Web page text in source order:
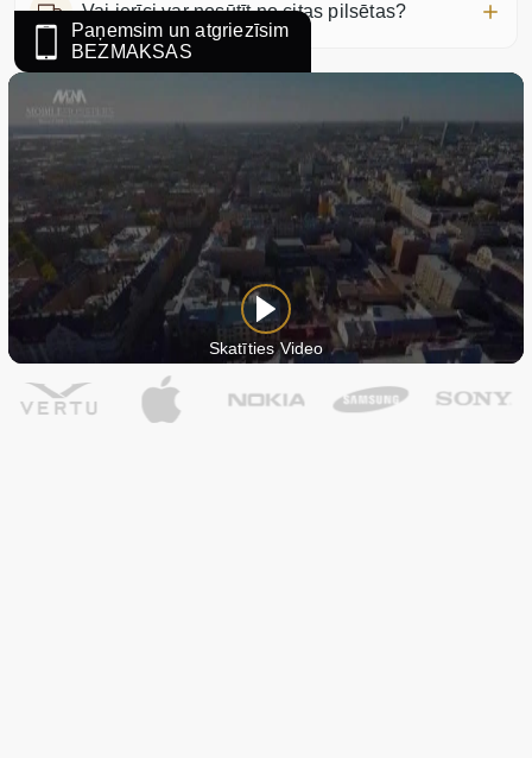
Vai ierīci var nosūtīt no citas pilsētas?
Paņemsim un atgriezīsim
BEZMAKSAS
Skatīties Video